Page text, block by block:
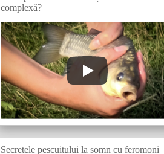
complexă?
Secretele pescuitului la somn cu feromoni